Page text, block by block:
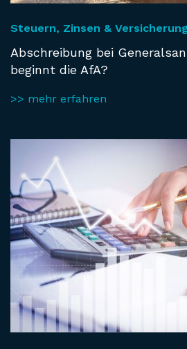
Steuern, Zinsen &
Abschreibung bei
beginnt die AfA?
>> mehr erfahren